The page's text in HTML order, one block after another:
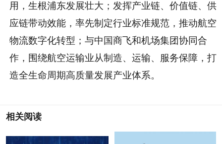
用，生根浦东发展壮大；发挥产业链、价值链、供
应链带动效能，率先制定行业标准规范，推动航空
物流数字化转型；与中国商飞和机场集团协同合
作，围绕航空运输业从制造、运输、服务保障，打
造全生命周期高质量发展产业体系。
相关阅读